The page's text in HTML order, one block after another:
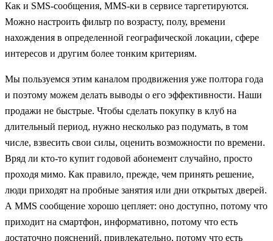
Как и SMS-сообщения, MMS-ки в сервисе таргетируются.
Можно настроить фильтр по возрасту, полу, времени
нахождения в определенной географической локации, сфере
интересов и другим более тонким критериям.
Мы пользуемся этим каналом продвижения уже полтора года
и поэтому можем делать выводы о его эффективности. Наши
продажи не быстрые. Чтобы сделать покупку в клуб на
длительный период, нужно несколько раз подумать, в том
числе, взвесить свои силы, оценить возможности по времени.
Вряд ли кто-то купит годовой абонемент случайно, просто
проходя мимо. Как правило, прежде, чем принять решение,
люди приходят на пробные занятия или дни открытых дверей.
А MMS сообщение хорошо цепляет: оно доступно, потому что
приходит на смартфон, информативно, потому что есть
достаточно пояснений, привлекательно, потому что есть